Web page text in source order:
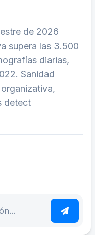
de 2026
supera las 3.500
diarias,
Sanidad
detect